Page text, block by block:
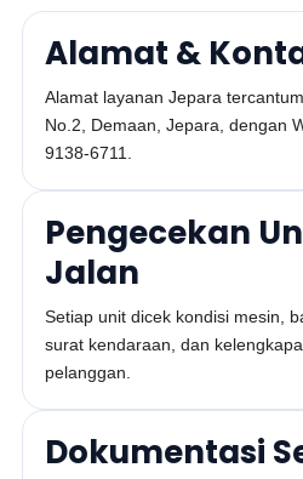
Alamat &
Alamat layanan Jepara
No.2, Demaan, Jepara, dengan
9138-6711.
Pengecekan
Jalan
Setiap unit dicek kondisi mesin,
surat kendaraan, dan
pelanggan.
Dokumentasi